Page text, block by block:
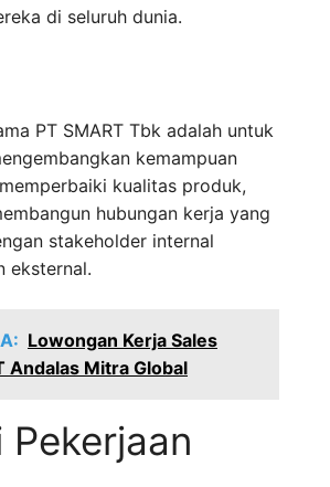
di seluruh dunia.
PT SMART Tbk adalah untuk
kemampuan
kualitas produk,
hubungan kerja yang
stakeholder internal
eksternal.
Lowongan Kerja Sales
Andalas Mitra Global
Pekerjaan